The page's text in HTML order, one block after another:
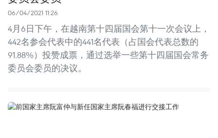
06/04/2021 11:26
4月6日下午，在越南第十四届国会第十一次会议上，
442名参会代表中的441名代表（占国会代表总数的
91.88%）投赞成票，通过选举一些第十四届国会常务
委员会委员的决议。